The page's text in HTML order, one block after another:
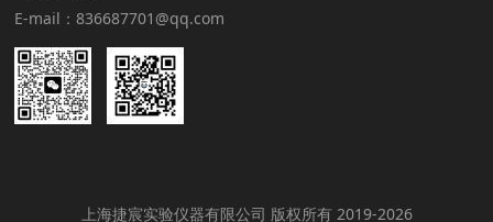
E-mail：836687701@qq.com
上海捷宸实验仪器有限公司 版权所有 2019-2026